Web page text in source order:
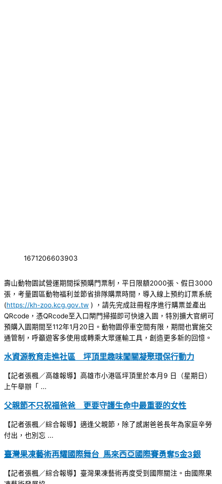
1671206603903
壽山動物園試營運期間採預購門票制，平日限額2000張、假日3000
張，考量園區動物福利並節省排隊購票時間，導入線上預約訂票系統
(https://kh-zoo.kcg.gov.tw ) ，請先完成註冊程序進行購票並產出
QRcode，憑QRcode至入口閘門掃描即可快速入園，特別擴大官網可
預購入園期間至112年1月20日。動物園停車空間有限，期間也實施交
通管制，呼籲遊客多使用或轉乘大眾運輸工具，創造更多新的回憶。
水資源教育走進社區 坪頂里趣味闖關凝聚環保行動力
【記者張楓／高雄報導】高雄市小港區坪頂里於本月9 日（星期日）
上午舉辦「 ...
父親節不只祝福爸爸 更要守護生命中最重要的女性
【記者張楓／綜合報導】適逢父親節，除了感謝爸爸長年為家庭辛勞
付出，也別忘 ...
臺灣果凍藝術再耀國際舞台 馬來西亞國際賽勇奪5金3銀
【記者張楓／綜合報導】臺灣果凍藝術再度受到國際關注。由國際果